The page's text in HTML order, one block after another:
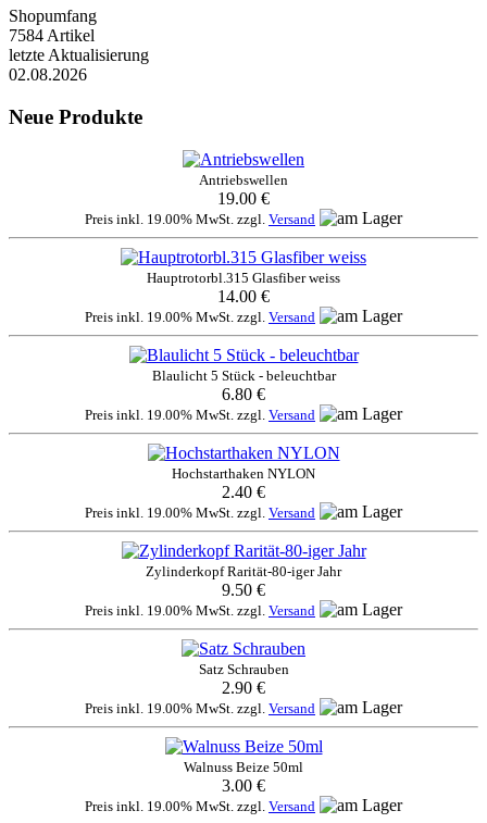
Shopumfang
7584 Artikel
letzte Aktualisierung
02.08.2026
Neue Produkte
Antriebswellen
19.00 €
Preis inkl. 19.00% MwSt. zzgl. Versand
Hauptrotorbl.315 Glasfiber weiss
14.00 €
Preis inkl. 19.00% MwSt. zzgl. Versand
Blaulicht 5 Stück - beleuchtbar
6.80 €
Preis inkl. 19.00% MwSt. zzgl. Versand
Hochstarthaken NYLON
2.40 €
Preis inkl. 19.00% MwSt. zzgl. Versand
Zylinderkopf Rarität-80-iger Jahr
9.50 €
Preis inkl. 19.00% MwSt. zzgl. Versand
Satz Schrauben
2.90 €
Preis inkl. 19.00% MwSt. zzgl. Versand
Walnuss Beize 50ml
3.00 €
Preis inkl. 19.00% MwSt. zzgl. Versand